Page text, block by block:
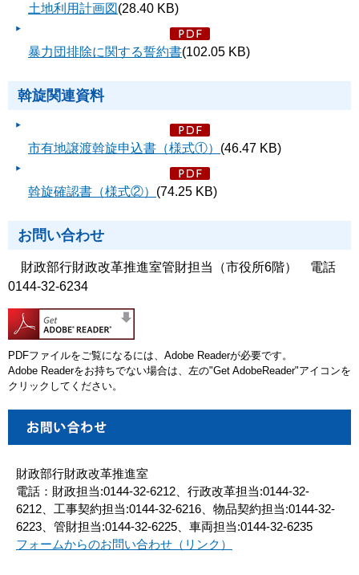
土地利用計画図 (28.40 KB)
暴力団排除に関する誓約書(102.05 KB)
斡旋関連資料
市有地譲渡斡旋申込書（様式①） (46.47 KB)
斡旋確認書（様式②） (74.25 KB)
お問い合わせ
財政部行財政改革推進室管財担当（市役所6階） 電話
0144-32-6234
PDFファイルをご覧になるには、Adobe Readerが必要です。
Adobe Readerをお持ちでない場合は、左の"Get AdobeReader"アイコンを
クリックしてください。
財政部行財政改革推進室
電話：財政担当:0144-32-6212、行政改革担当:0144-32-
6212、工事契約担当:0144-32-6216、物品契約担当:0144-32-
6223、管財担当:0144-32-6225、車両担当:0144-32-6235
フォームからのお問い合わせ（リンク）